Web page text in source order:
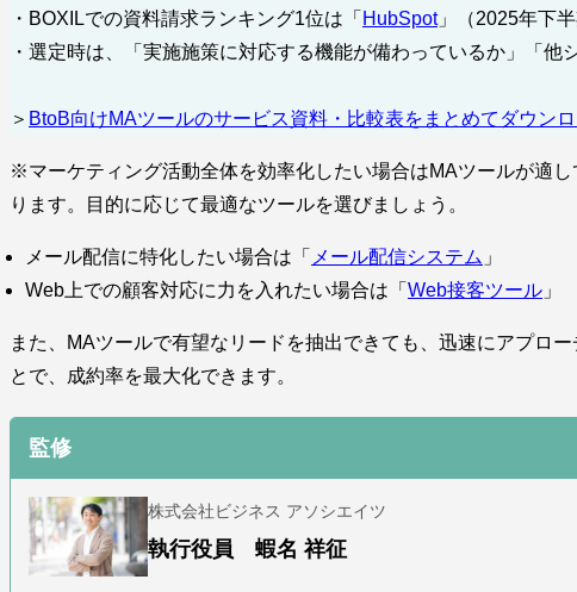
・BOXILでの資料請求ランキング1位は「 HubSpot」（2025年下半
・選定時は、「実施施策に対応する機能が備わっているか」「他
＞ BtoB向けMAツールのサービス資料・比較表をまとめてダウンロ
※マーケティング活動全体を効率化したい場合はMAツールが適
ります。目的に応じて最適なツールを選びましょう。
メール配信に特化したい場合は「 メール配信システム 」
Web上での顧客対応に力を入れたい場合は「 Web接客ツール 」
また、MAツールで有望なリードを抽出できても、迅速にアプロ
とで、成約率を最大化できます。
監修
株式会社ビジネス アソシエイツ
執行役員 蝦名 祥征